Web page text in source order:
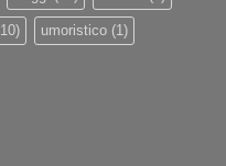
umoristico (1)